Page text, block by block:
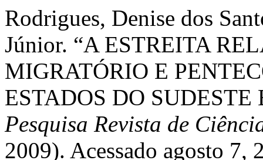
Rodrigues, Denise dos
Júnior. “A ESTREITA
MIGRATÓRIO E
ESTADOS DO
Pesquisa Revista de
2009). Acessado agosto 7,